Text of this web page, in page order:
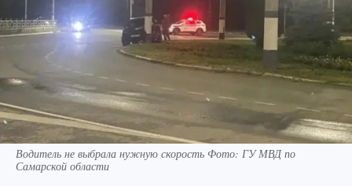
Водитель не выбрала нужную скорость Фото: ГУ МВД по
Самарской области